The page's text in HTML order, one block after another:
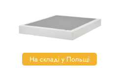
На складі у Польщі